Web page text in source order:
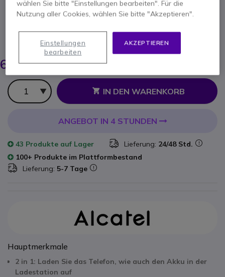
Produkt-Referenz: ALM8262CH // Hersteller-Referenz: 3BN67346AA
ERSPARNIS 5,00 €
65,16 €- 77,54 €
Anzahl
IN DEN WARENKORB
ANGEBOT IN 4 STUNDEN
43 Produkte auf Lager Lieferung: 24/48 Std.
100+ Produkte im Plattformbestand
Lieferung: 5-7 Tage
Hauptmerkmale
2 in 1: Laden Sie das Telefon, wie auch den Akku in der
Ladestation auf
wählen Sie bitte "Einstellungen bearbeiten". Für die
Nutzung aller Cookies, wählen Sie bitte "Akzeptieren".
AKZEPTIEREN
Einstellungen
bearbeiten